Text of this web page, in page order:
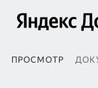
ПРОСМОТР